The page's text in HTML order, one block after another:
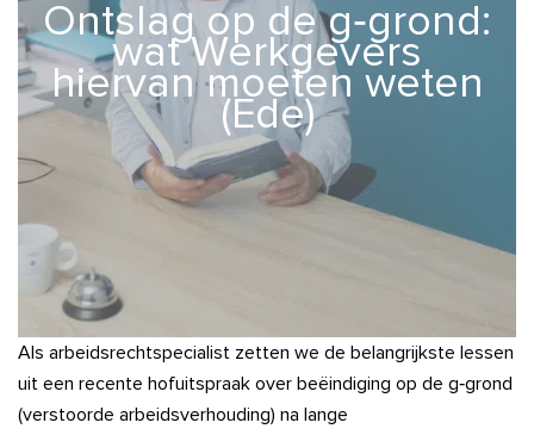
Ontslag op de g‑grond:
wat Werkgevers
hiervan moeten weten
(Ede)
Als arbeidsrechtspecialist zetten we de belangrijkste lessen
uit een recente hofuitspraak over beëindiging op de g‑grond
(verstoorde arbeidsverhouding) na lange